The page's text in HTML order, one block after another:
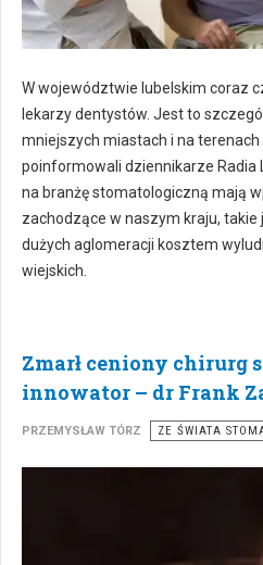
W województwie lubelskim coraz
lekarzy dentystów. Jest to
mniejszych miastach i na
poinformowali dziennikarze Radia
na branżę stomatologiczną mają
zachodzące w naszym kraju, takie
dużych aglomeracji kosztem
wiejskich.
Zmarł ceniony chirurg
innowator – dr Frank
PRZEMYSŁAW TÓRZ ZE ŚWIATA